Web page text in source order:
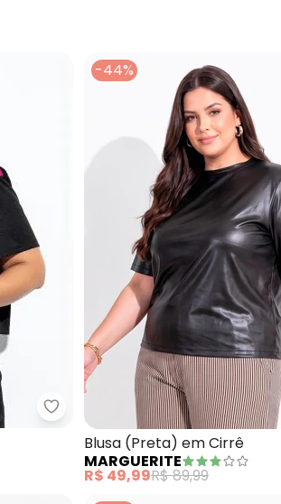
(Floral Preto) Plus Size
Marguerite - Blusa (Preto) com
-44%
Blusa (Preta) em Cirrê
MARGUERITE
R$ 49,99R$ 89,99